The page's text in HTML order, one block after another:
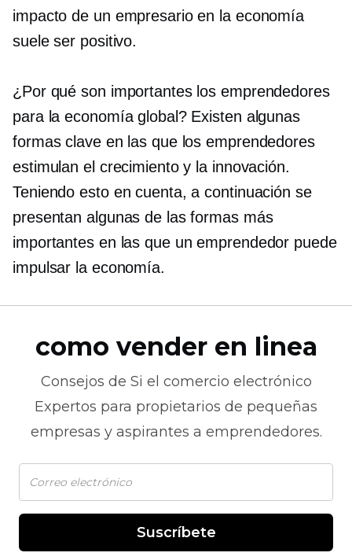
impacto de un empresario en la economía
suele ser positivo.
¿Por qué son importantes los emprendedores
para la economía global? Existen algunas
formas clave en las que los emprendedores
estimulan el crecimiento y la innovación.
Teniendo esto en cuenta, a continuación se
presentan algunas de las formas más
importantes en las que un emprendedor puede
impulsar la economía.
como vender en linea
Consejos de Si el comercio electrónico
Expertos para propietarios de pequeñas
empresas y aspirantes a emprendedores.
Suscríbete